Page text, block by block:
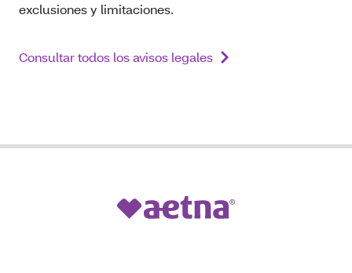
exclusiones y limitaciones.
Consultar todos los avisos legales